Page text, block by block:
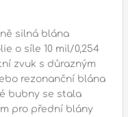
silná blána
o síle 10 mil/0,254
zvuk s důrazným
rezonanční blána
bubny se stala
pro přední blány